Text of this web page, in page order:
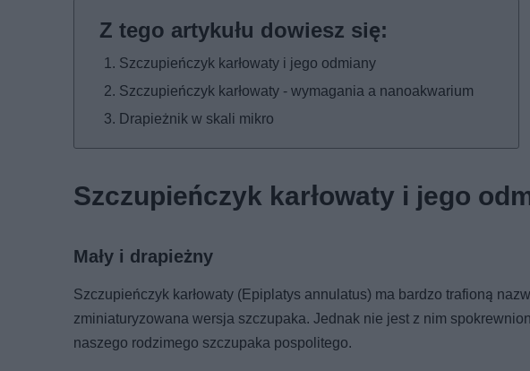
Szczupieńczyk karłowaty i jego odmiany
Szczupieńczyk karłowaty - wymagania a nanoakwarium
Drapieżnik w skali mikro
Szczupieńczyk karłowaty i jego
Mały i drapieżny
Szczupieńczyk karłowaty (Epiplatys annulatus) ma bardzo trafioną
zminiaturyzowana wersja szczupaka. Jednak nie jest z nim
naszego rodzimego szczupaka pospolitego.